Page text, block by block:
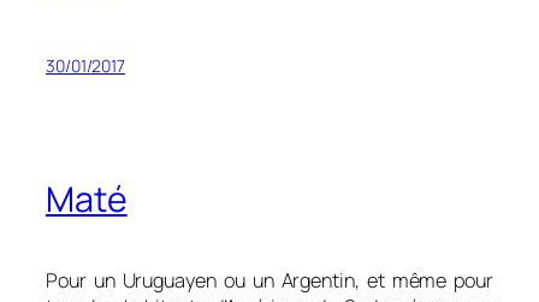
30/01/2017
Maté
Pour un Uruguayen ou un Argentin, et même pour